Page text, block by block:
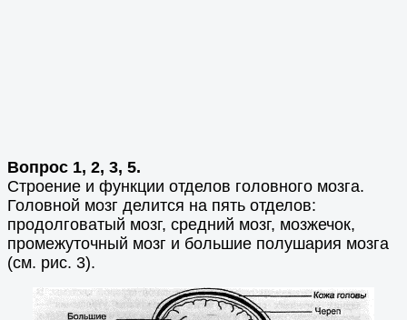
Вопрос 1, 2, 3, 5.
Строение и функции отделов головного мозга.
Головной мозг делится на пять отделов:
продолговатый мозг, средний мозг, мозжечок,
промежуточный мозг и большие полушария мозга
(см. рис. 3).